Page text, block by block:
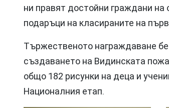
ни правят достойни граждани на
подаръци на класираните на
Тържественото награждаване
създаването на Видинската
общо 182 рисунки на деца и
Националния етап.